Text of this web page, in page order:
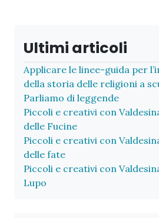
Ultimi articoli
Applicare le linee-guida per
della storia delle religioni a
Parliamo di leggende
Piccoli e creativi con
delle Fucine
Piccoli e creativi con
delle fate
Piccoli e creativi con
Lupo